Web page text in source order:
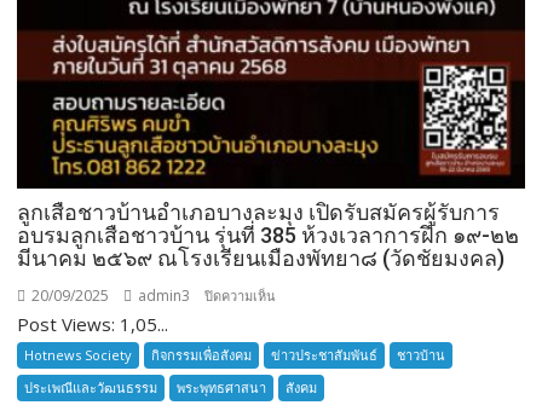
ลูกเสือชาวบ้านอำเภอบางละมุง เปิดรับสมัครผู้รับการ
อบรมลูกเสือชาวบ้าน รุ่นที่ 385 ห้วงเวลาการฝึก ๑๙-๒๒
มีนาคม ๒๕๖๙ ณโรงเรียนเมืองพัทยา๘ (วัดชัยมงคล)
20/09/2025 admin3 ปิดความเห็น
เสือ
ชาว
บ้าน
Post Views: 1,05...
Hotnews Society กิจกรรมเพื่อสังคม ข่าวประชาสัมพันธ์
ชาวบ้าน
ประเพณีและวัฒนธรรม
พระพุทธศาสนา สังคม